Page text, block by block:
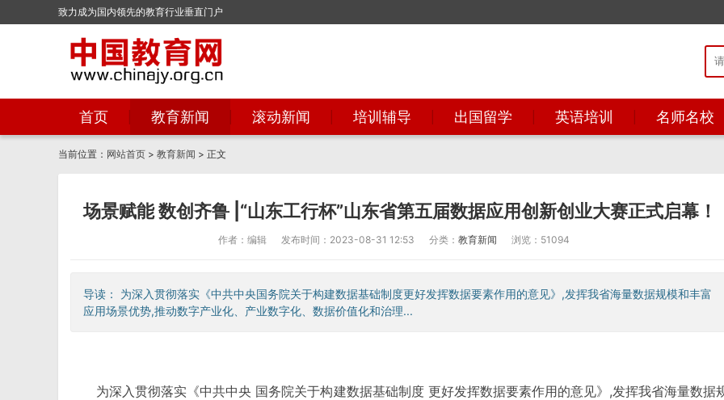
致力成为国内领先的教育行业垂直门户
首页 教育新闻 滚动新闻 培训辅导 出国留学 英语培训 名师名校
当前位置： 网站首页 > 教育新闻 > 正文
场景赋能 数创齐鲁 |“山东工行杯”山东省第五届数据应用创新创业大赛正式启幕！
作者：编辑 发布时间：2023-08-31 12:53 分类： 教育新闻 浏览：51094
导读： 为深入贯彻落实《中共中央国务院关于构建数据基础制度更好发挥数据要素作用的意见》,发挥我省海量数据规模和丰富
应用场景优势,推动数字产业化、产业数字化、数据价值化和治理...
为深入贯彻落实《中共中央 国务院关于构建数据基础制度 更好发挥数据要素作用的意见》,发挥我省海量数据